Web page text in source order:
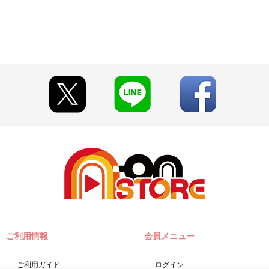
にご注文の受付を終了させていただくことがございます。
がございます。
限切れが発生した際は販売を再開させていただく場合がございます
『A-on STORE』が承り、発送を行います。
プ『A-on STORE』の会員登録（無料）が必要となります。
入る場合や届かない場合がございます。)
ご利用情報
ご利用ガイド
会員メニュー
ログイン